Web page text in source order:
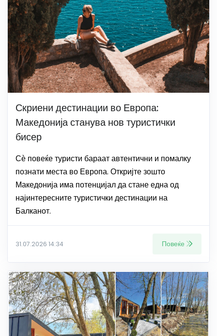
Скриени дестинации во Европа:
Македонија станува нов туристички
бисер
Сѐ повеќе туристи бараат автентични и помалку
познати места во Европа. Откријте зошто
Македонија има потенцијал да стане една од
најинтересните туристички дестинации на
Балканот.
31.07.2026 14:34 Повеќе